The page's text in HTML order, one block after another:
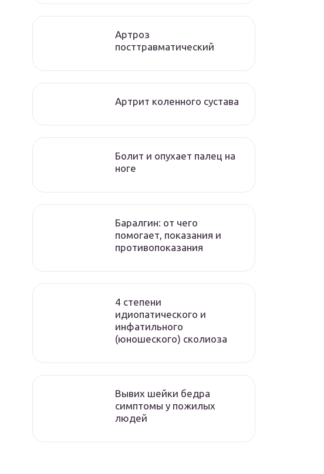
Артроз
посттравматический
Артрит коленного сустава
Болит и опухает палец на
ноге
Баралгин: от чего
помогает, показания и
противопоказания
4 степени
идиопатического и
инфатильного
(юношеского) сколиоза
Вывих шейки бедра
симптомы у пожилых
людей